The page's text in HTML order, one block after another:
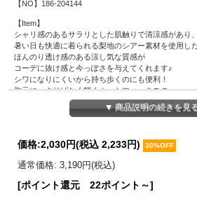
【NO】186-204144
【Item】
シャリ感のあるサラリとした肌触りで清涼感があり、
暑い日も快適に着られる梨地のシアー素材を使用し
ほんのり透け感のある涼し気な質感が
コーデに抜け感と今っぽさを与えてくれます♪
シワになりにくいから持ち歩くのにも便利！
胸元に、さりげなく輝くホットフィックスの
ビジューオリジナルロゴをあしらい、
上品な華やかさをプラスしました◎
冷房対策や日差し除けとしても重宝する、
本体：ポリエステル100％
▼ 商品説明の続きを見
価格:2,030円(税込 2,233円) 30%OFF
通常価格: 3,190円(税込)
[ポイント還元 22ポイント～]